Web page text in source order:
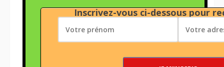
Inscrivez-vous ci-dessous pour